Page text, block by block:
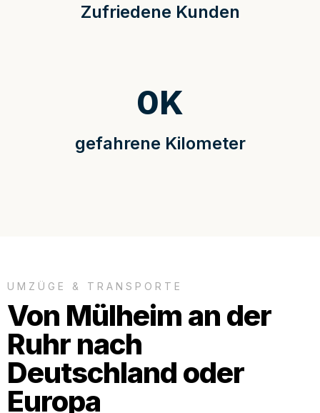
Zufriedene Kunden
gefahrene Kilometer
0K
UMZÜGE & TRANSPORTE
Von Mülheim an der
Ruhr nach
Deutschland oder
Europa